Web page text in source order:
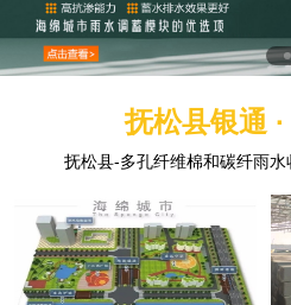
抚松县银通
抚松县-多孔纤维棉和碳纤雨